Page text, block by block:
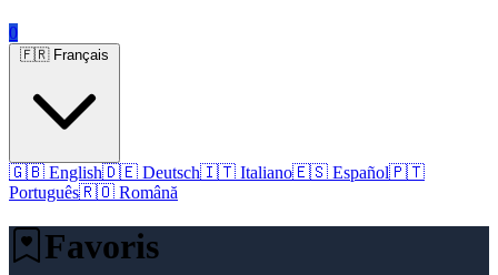
0
🇬🇧 English🇩🇪 Deutsch🇮🇹 Italiano🇪🇸 Español🇵🇹
Português🇷🇴 Română
Favoris